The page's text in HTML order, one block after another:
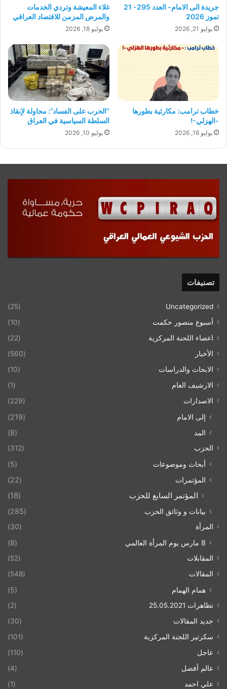
جريدة الى الامام- العدد 295- 21
تموز 2026
يوليو 21, 2026
غلاء المعيشة وتردي الخدمات
والمرض المزمن للاقتصاد العراقي
يوليو 18, 2026
خطاب ترامب: مكارثية بطورها
-الهزلي-!
يوليو 16, 2026
“الحرب على الفساد”: محاولة لإنقاذ
السلطة السياسية في العراق
يوليو 10, 2026
تصنيفات
Uncategorized
(25)
أسبوع منصور حكمت
(10)
اعضاء اللحنة المركزية
(22)
الأخبار
(560)
الابحاث والدراسات
(10)
الارشيف العام
(1)
الاصدارات
(229)
إلى الامام
(219)
المد
(8)
الحزب (312)
أبحاث وموضوعات
(5)
المؤتمرات
(22)
المؤتمر السابع للحزب (18)
بيانات و وثائق الحزب (285)
المرأة (30)
8 مارس يوم المرأة العالمي (8)
المقابلات
(52)
المقالات
(548)
همام الهمام (5)
تظاهرات 25.05.2021
(2)
جديد المقالات
(30)
سكرتير اللجنة المركزية
(101)
عاجل
(110)
عالم أفضل
(4)
علي احمد
(1)